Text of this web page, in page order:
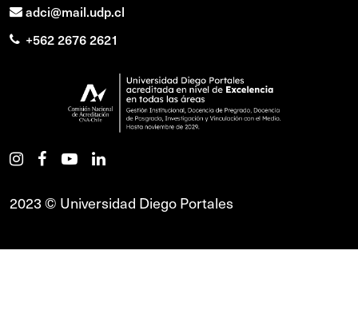
adci@mail.udp.cl
+562 2676 2621
2023 © Universidad Diego Portales